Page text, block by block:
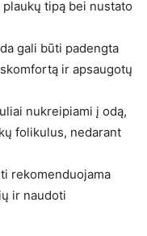
tipą bei nustato
gali būti padengta
ir apsaugotų
nukreipiami į odą,
folikulus, nedarant
rekomenduojama
ir naudoti